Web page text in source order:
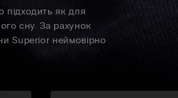
підходить як для
сну. За рахунок
Superior неймовірно